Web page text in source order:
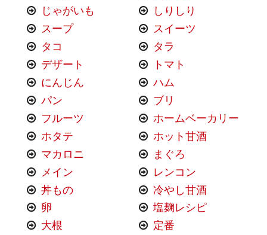
じゃがいも
しりしり
スープ
スイーツ
タコ
タラ
デザート
トマト
にんじん
ハム
パン
ブリ
フルーツ
ホームベーカリー
ホタテ
ホット甘酒
マカロニ
まぐろ
メイン
レンコン
丼もの
冷やし甘酒
卵
塩麹レシピ
大根
定番